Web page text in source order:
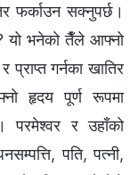
फर्काउन सक्‍नुपर्छ।
यो भनेको तैँले आफ्नो
गर्नका खातिर
हृदय पूर्ण रूपमा
परमेश्‍वर र उहाँको
पति, पत्‍नी,